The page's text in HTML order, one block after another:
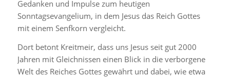
Gedanken und Impulse zum heutigen
Sonntagsevangelium, in dem Jesus das Reich Gottes
mit einem Senfkorn vergleicht.
Dort betont Kreitmeir, dass uns Jesus seit gut 2000
Jahren mit Gleichnissen einen Blick in die verborgene
Welt des Reiches Gottes gewährt und dabei, wie etwa